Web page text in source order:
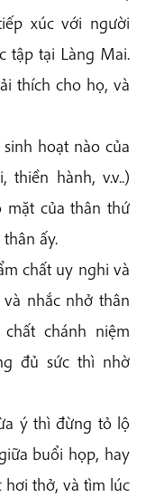
xúc với người
tập tại Làng Mai.
thích cho họ, và
hoạt nào của
hành, v.v..)
mặt của thân thứ
ấy.
chất uy nghi và
nhắc nhở thân
chánh niệm
đủ sức thì nhờ
ý thì đừng tỏ lộ
buổi họp, hay
hơi thở, và tìm lúc